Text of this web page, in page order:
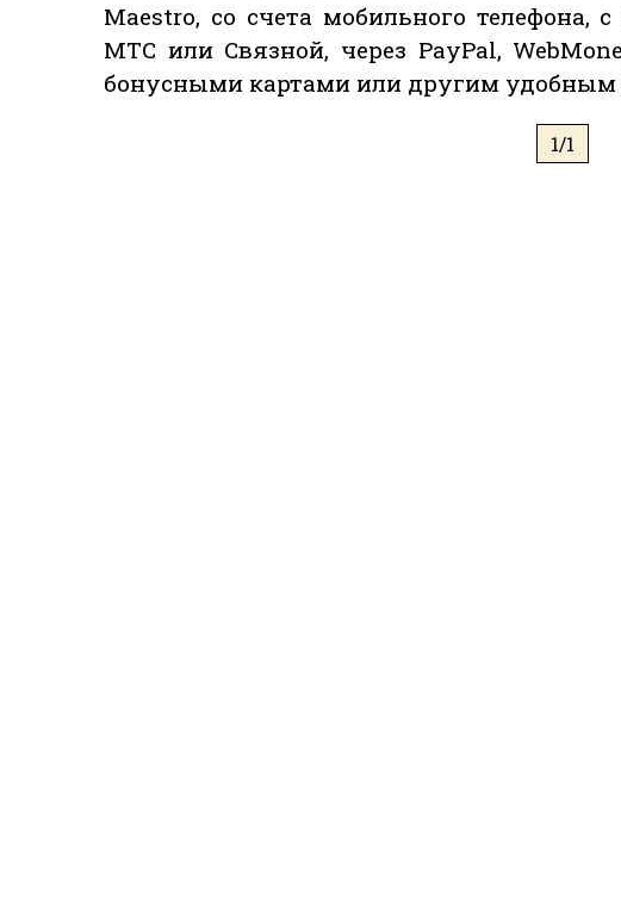
Maestro, со счета мобильного телефона,
МТС или Связной, через PayPal,
бонусными картами или другим удобным
1/1